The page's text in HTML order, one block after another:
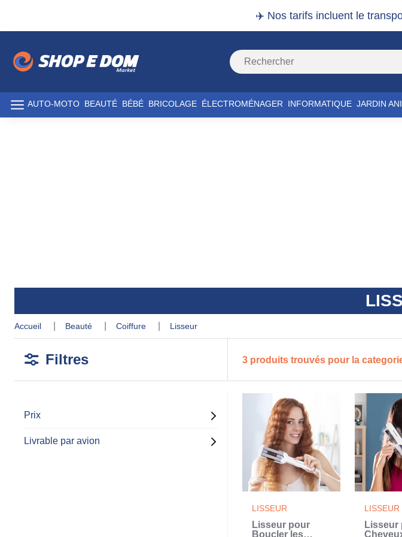
✈️ Nos tarifs incluent le
AUTO-MOTO BEAUTÉ BÉBÉ BRICOLAGE ÉLECTROMÉNAGER INFORMATIQUE JARDIN
accueil beauté coiffure lisseur
Filtres 3 produits trouvés pour la
Prix
Livrable par avion
LISSEUR
Lisseur pour
Boucler les
LISSEUR
Lisseur